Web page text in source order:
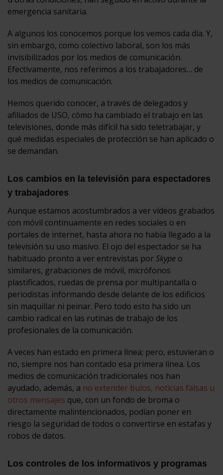
emergencia sanitaria.
A algunos los conocemos porque los vemos cada día. Y,
sin embargo, como colectivo laboral, son los más
invisibilizados por los medios de comunicación.
Efectivamente, nos referimos a los trabajadores… de
los medios de comunicación.
Hemos querido conocer, a través de delegados y
afiliados de USO, cómo ha cambiado el trabajo en las
televisiones, donde más difícil ha sido teletrabajar, y
qué medidas especiales de protección se han aplicado o
se demandan.
Los cambios en la televisión para espectadores
y trabajadores
Aunque estamos acostumbrados a ver vídeos grabados
con móvil continuamente en redes sociales o en
portales de internet, hasta ahora no había llegado a la
televisión su uso masivo. El ojo del espectador se ha
habituado pronto a ver entrevistas porSkype o
similares, grabaciones de móvil, micrófonos
plastificados, ruedas de prensa por multipantalla o
periodistas informando desde delante de los edificios
sin maquillar ni peinar. Pero todo esto ha sido un
cambio radical en las rutinas de trabajo de los
profesionales de la comunicación.
A veces han estado en primera línea; pero, estuvieran o
no, siempre nos han contado esa primera línea. Los
medios de comunicación tradicionales nos han
ayudado, además, a no extender bulos, noticias falsas u
otros mensajes que, con un fondo de broma o
directamente malintencionados, podían poner en
riesgo la seguridad de todos o convertirse en estafas y
robos de datos.
Los controles de los informativos y programas